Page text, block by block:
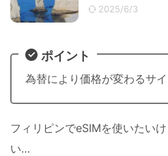
2025/6/3
ポイント
為替により価格が変わるサイ
フィリピンでeSIMを使いたい
い…